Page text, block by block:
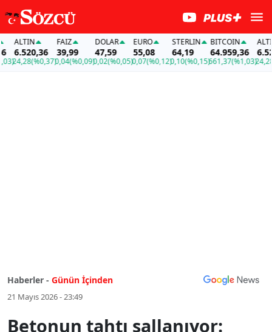
ALTIN
6.520,36
24,28(%0,37)
FAİZ
39,99
0,04(%0,09)
DOLAR
47,59
0,02(%0,05)
EURO
55,08
0,07(%0,12)
STERLIN
64,19
0,10(%0,15)
BITCOIN
64.959,36
661,37(%1,03)
ALTIN
24,28
Haberler - Günün İçinden
21 Mayıs 2026 - 23:49
Betonun tahtı sallanıyor: